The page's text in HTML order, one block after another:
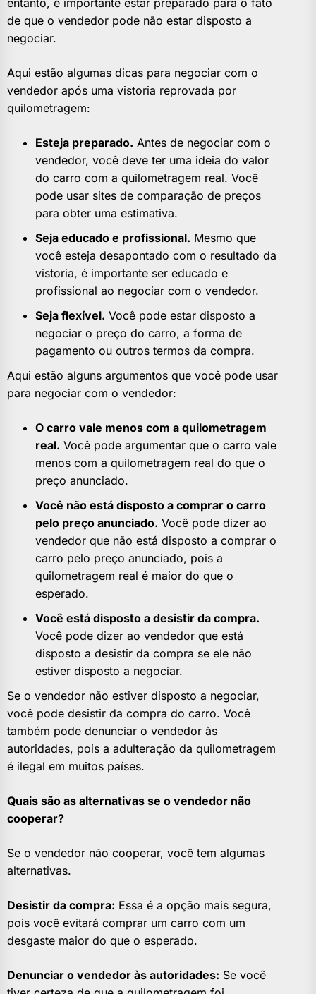
entanto, é importante estar preparado para o fato
de que o vendedor pode não estar disposto a
negociar.
Aqui estão algumas dicas para negociar com o
vendedor após uma vistoria reprovada por
quilometragem:
Esteja preparado. Antes de negociar com o
vendedor, você deve ter uma ideia do valor
do carro com a quilometragem real. Você
pode usar sites de comparação de preços
para obter uma estimativa.
Seja educado e profissional. Mesmo que
você esteja desapontado com o resultado da
vistoria, é importante ser educado e
profissional ao negociar com o vendedor.
Seja flexível. Você pode estar disposto a
negociar o preço do carro, a forma de
pagamento ou outros termos da compra.
Aqui estão alguns argumentos que você pode usar
para negociar com o vendedor:
O carro vale menos com a quilometragem
real. Você pode argumentar que o carro vale
menos com a quilometragem real do que o
preço anunciado.
Você não está disposto a comprar o carro
pelo preço anunciado. Você pode dizer ao
vendedor que não está disposto a comprar o
carro pelo preço anunciado, pois a
quilometragem real é maior do que o
esperado.
Você está disposto a desistir da compra.
Você pode dizer ao vendedor que está
disposto a desistir da compra se ele não
estiver disposto a negociar.
Se o vendedor não estiver disposto a negociar,
você pode desistir da compra do carro. Você
também pode denunciar o vendedor às
autoridades, pois a adulteração da quilometragem
é ilegal em muitos países.
Quais são as alternativas se o vendedor não
cooperar?
Se o vendedor não cooperar, você tem algumas
alternativas.
Desistir da compra: Essa é a opção mais segura,
pois você evitará comprar um carro com um
desgaste maior do que o esperado.
Denunciar o vendedor às autoridades: Se você